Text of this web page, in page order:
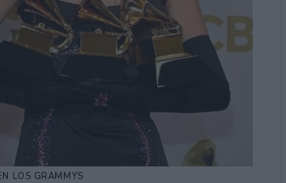
LOS GRAMMYS